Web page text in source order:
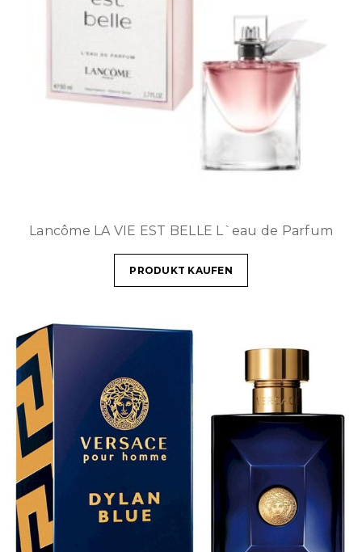
Lancôme LA VIE EST BELLE L`eau de Parfum
PRODUKT KAUFEN